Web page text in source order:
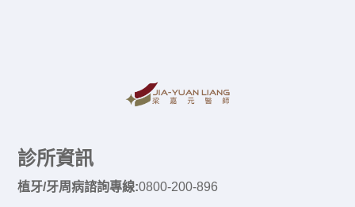
診所資訊
植牙/牙周病諮詢專線:0800-200-896